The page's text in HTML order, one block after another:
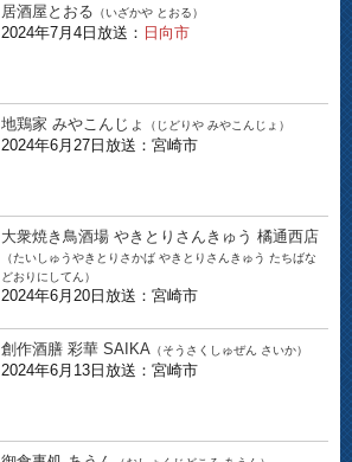
居酒屋とおる （いざかや とおる）
2024年7月4日放送： 日向市
地鶏家 みやこんじょ （じどりや みやこんじょ）
2024年6月27日放送：宮崎市
大衆焼き鳥酒場 やきとりさんきゅう 橘通西店
（たいしゅうやきとりさかば やきとりさんきゅう たちばな
どおりにしてん）
2024年6月20日放送：宮崎市
創作酒膳 彩華 SAIKA （そうさくしゅぜん さいか）
2024年6月13日放送：宮崎市